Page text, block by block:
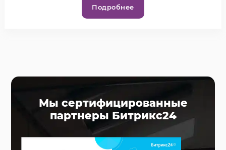
Подробнее
Мы сертифицированные
партнеры Битрикс24